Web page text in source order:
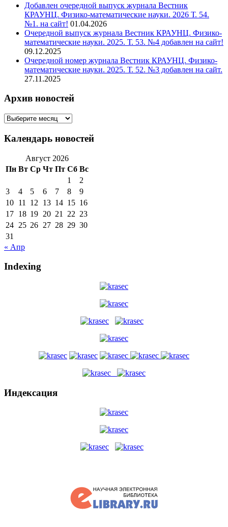
Добавлен очередной выпуск журнала Вестник
КРАУНЦ. Физико-математические науки. 2026 Т. 54.
№1. на сайт! 01.04.2026
Очередной выпуск журнала Вестник КРАУНЦ. Физико-
математические науки. 2025. Т. 53. №4 добавлен на сайт!
09.12.2025
Очередной номер журнала Вестник КРАУНЦ. Физико-
математические науки. 2025. Т. 52. №3 добавлен на сайт.
27.11.2025
Архив новостей
Архив
Календарь новостей
Август 2026
Пн Вт Ср Чт Пт Сб Вс
1
2
3
4 5 6 7 8
9
10 11 12 13 14 15 16
17 18 19 20 21 22 23
24 25 26 27 28 29 30
31
« Апр
Indexing
Индексация